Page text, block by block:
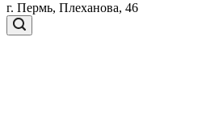
г. Пермь, Плеханова, 46